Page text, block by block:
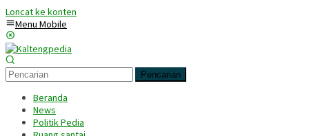
Loncat ke konten
Menu Mobile
Pencarian
Beranda
News
Politik Pedia